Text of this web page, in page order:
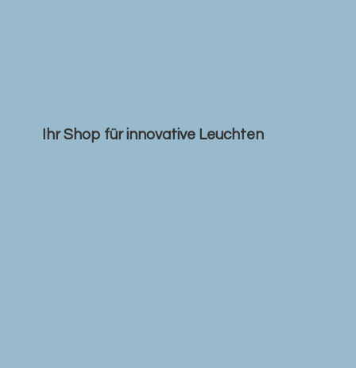
Ihr Shop fürinnovative Leuchten